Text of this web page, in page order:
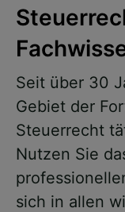
Seit über 30
Gebiet der
Steuerrecht
Nutzen Sie
sich in allen